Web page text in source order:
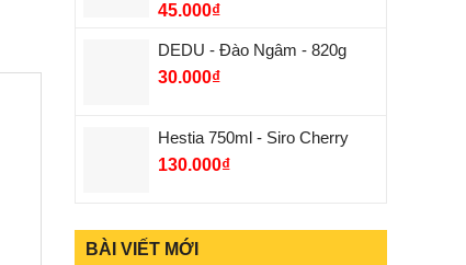
45.000₫
DEDU - Đào Ngâm - 820g
30.000₫
Hestia 750ml - Siro Cherry
130.000₫
BÀI VIẾT MỚI